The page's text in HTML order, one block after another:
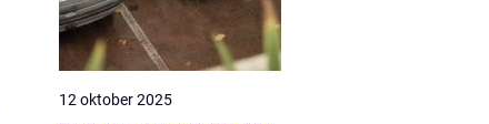
12 oktober 2025